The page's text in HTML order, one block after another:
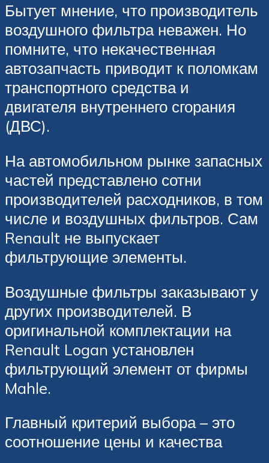
Бытует мнение, что производитель
воздушного фильтра неважен. Но
помните, что некачественная
автозапчасть приводит к поломкам
транспортного средства и
двигателя внутреннего сгорания
(ДВС).
На автомобильном рынке запасных
частей представлено сотни
производителей расходников, в том
числе и воздушных фильтров. Сам
Renault не выпускает
фильтрующие элементы.
Воздушные фильтры заказывают у
других производителей. В
оригинальной комплектации на
Renault Logan установлен
фильтрующий элемент от фирмы
Mahle.
Главный критерий выбора – это
соотношение цены и качества